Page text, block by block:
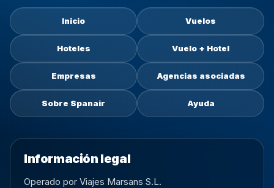
Inicio Vuelos
Hoteles Vuelo + Hotel
Empresas Agencias asociadas
Sobre Spanair Ayuda
Información legal
Operado por Viajes Marsans S.L.